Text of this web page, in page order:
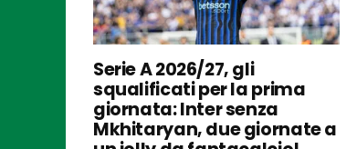
Serie A 2026/27, gli
squalificati per la prima
giornata: Inter senza
Mkhitaryan, due giornate a